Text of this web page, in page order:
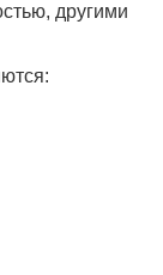
другими